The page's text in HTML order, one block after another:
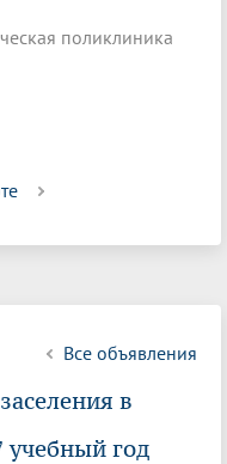
поликлиника
Все объявления
в
год